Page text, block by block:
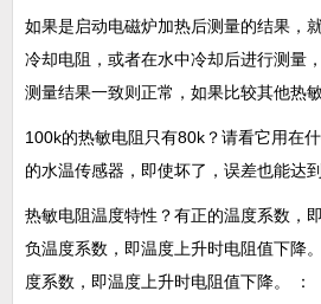
如果是启动电磁炉加热后测量的结果，
冷却电阻，或者在水中冷却后进行测量
测量结果一致则正常，如果比较其他热
100k的热敏电阻只有80k？请看它用在
的水温传感器，即使坏了，误差也能达
热敏电阻温度特性？有正的温度系数，
负温度系数，即温度上升时电阻值下降
度系数，即温度上升时电阻值下降。 ：